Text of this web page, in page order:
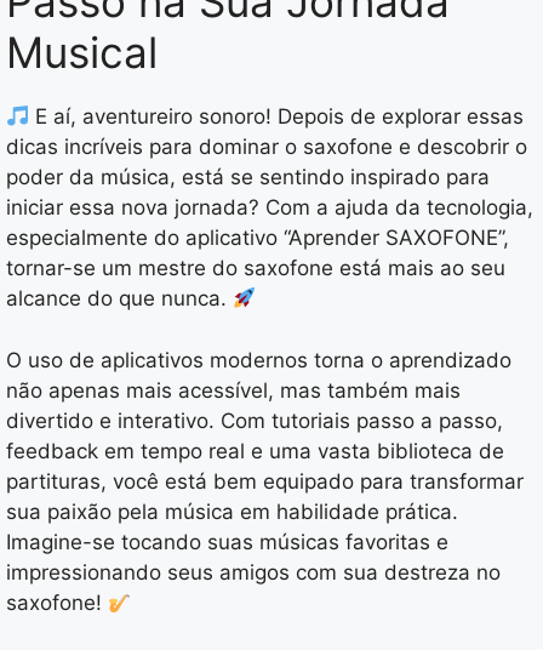
Musical
E aí, aventureiro sonoro! Depois de explorar essas
dicas incríveis para dominar o saxofone e descobrir o
poder da música, está se sentindo inspirado para
iniciar essa nova jornada? Com a ajuda da tecnologia,
especialmente do aplicativo “Aprender SAXOFONE”,
tornar-se um mestre do saxofone está mais ao seu
alcance do que nunca.
O uso de aplicativos modernos torna o aprendizado
não apenas mais acessível, mas também mais
divertido e interativo. Com tutoriais passo a passo,
feedback em tempo real e uma vasta biblioteca de
partituras, você está bem equipado para transformar
sua paixão pela música em habilidade prática.
Imagine-se tocando suas músicas favoritas e
impressionando seus amigos com sua destreza no
saxofone!